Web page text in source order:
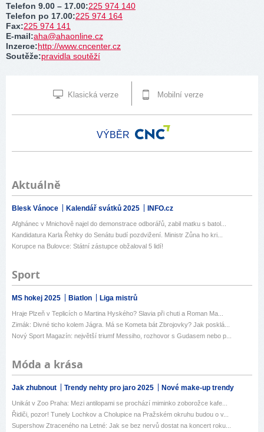
Telefon 9.00 – 17.00:225 974 140
Telefon po 17.00:225 974 164
Fax:225 974 141
E-mail:aha@ahaonline.cz
Inzerce:http://www.cncenter.cz
Soutěže:pravidla soutěží
Klasická verze Mobilní verze
VÝBĚR
Aktuálně
Blesk Vánoce Kalendář svátků 2025 INFO.cz
Afghánec v Mnichově najel do demonstrace odborářů, zabil matku s batol...
Kandidatura Karla Řehky do Senátu budí pozdvižení. Ministr Zůna ho kri...
Korupce na Bulovce: Státní zástupce obžaloval 5 lidí!
Sport
MS hokej 2025 Biatlon Liga mistrů
Hraje Plzeň v Teplicích o Martina Hyského? Slavia při chuti a Roman Ma...
Zimák: Divné ticho kolem Jágra. Má se Kometa bát Zbrojovky? Jak posklá...
Nový Sport Magazín: největší triumf Messiho, rozhovor s Gudasem nebo p...
Móda a krása
Jak zhubnout Trendy nehty pro jaro 2025 Nové make-up trendy
Unikát v Zoo Praha: Mezi antilopami se prochází miminko zoborožce kafe...
Řidiči, pozor! Tunely Lochkov a Cholupice na Pražském okruhu budou o v...
Supershow Ztraceného na Letné: Jak se bez nervů dostat na koncert roku...